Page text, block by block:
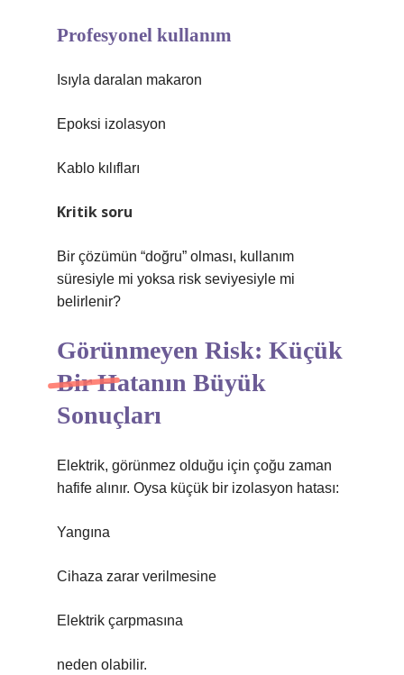
Profesyonel kullanım
Isıyla daralan makaron
Epoksi izolasyon
Kablo kılıfları
Kritik soru
Bir çözümün “doğru” olması, kullanım
süresiyle mi yoksa risk seviyesiyle mi
belirlenir?
Görünmeyen Risk: Küçük
Bir Hatanın Büyük
Sonuçları
Elektrik, görünmez olduğu için çoğu zaman
hafife alınır. Oysa küçük bir izolasyon hatası:
Yangına
Cihaza zarar verilmesine
Elektrik çarpmasına
neden olabilir.